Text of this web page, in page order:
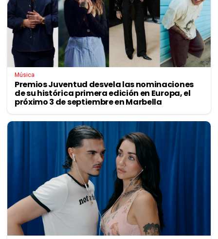
Música
Premios Juventud desvela las nominaciones
de su histórica primera edición en Europa, el
próximo 3 de septiembre en Marbella